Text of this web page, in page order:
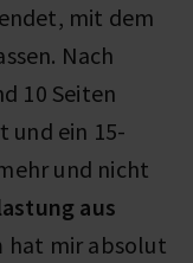
mit dem
Nach
10 Seiten
und ein 15-
und nicht
aus
hat mir absolut